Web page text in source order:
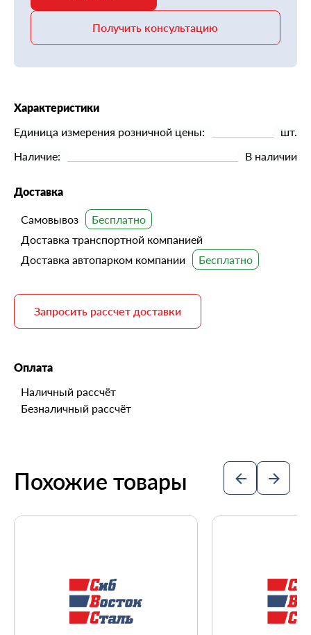
Получить консультацию
Характеристики
Единица измерения розничной цены:
шт.
Наличие:
В наличии
Доставка
Самовывоз
Доставка транспортной компанией
Доставка автопарком компании
Запросить рассчет доставки
Оплата
Наличный рассчёт
Безналичный рассчёт
Похожие товары